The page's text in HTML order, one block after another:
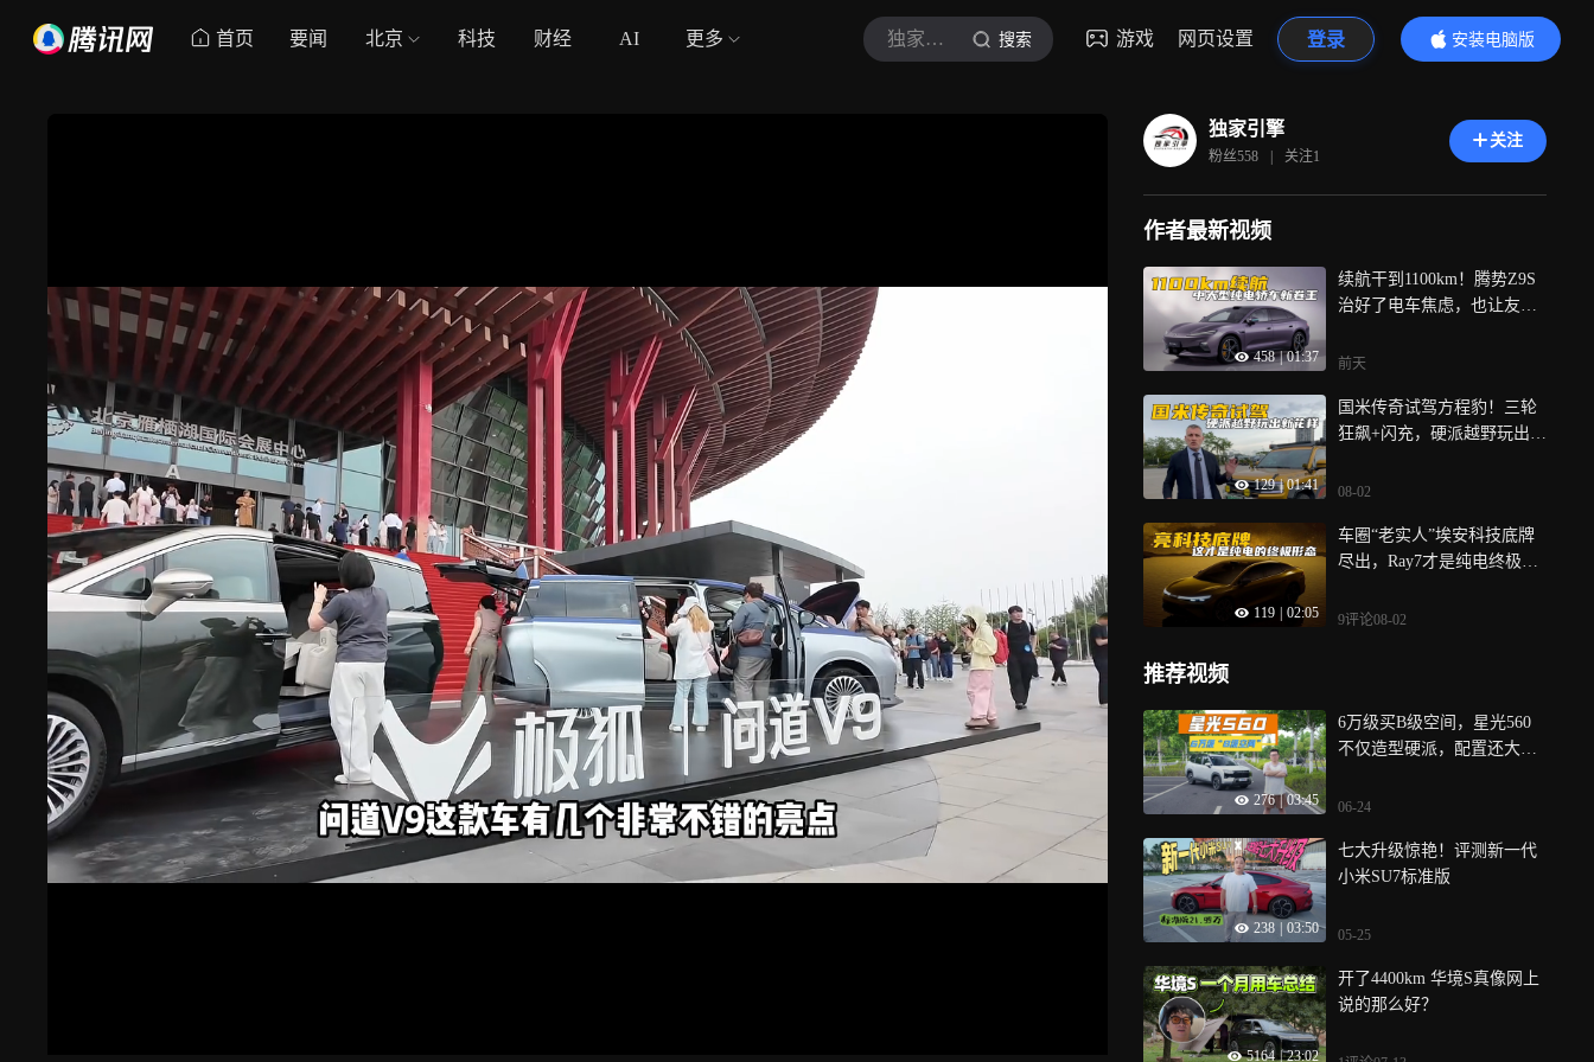
首页 要闻 北京 科技 财经 AI 更多 独家引擎 搜索 游戏 网页设置 登录
安装电脑版
内容更精彩
独家引擎
粉丝558 | 关注1
关注
作者最新视频
458 | 01:37
续航干到1100km！腾势Z9S
治好了电车焦虑，也让友商
前天
129 | 01:41
国米传奇试驾方程豹！三轮
狂飙+闪充，硬派越野玩出新
08-02
119 02:05
车圈“老实人”埃安科技底牌
尽出，Ray7才是纯电终极形
9评论08-02
推荐视频
276 | 03:45
6万级买B级空间，星光560
不仅造型硬派，配置还大大
06-24
238 03:50
七大升级惊艳！评测新一代
小米SU7标准版
05-25
5164 | 23:02
开了4400km 华境S真像网上
说的那么好？